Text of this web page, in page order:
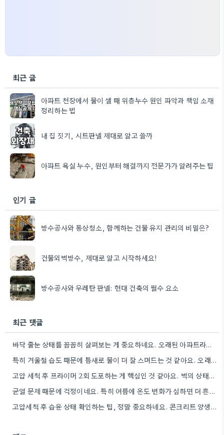
최근 글
아파트 천장에서 물이 샐 때 위층누수 원인 파악과 책임 소재
정리하는 법
내 집 짓기, 시트판넬 제대로 알고 쓸까
아파트 욕실 누수, 원인부터 해결까지 전문가가 알려주는 팁
인기 글
방수공사와 동상청소, 함께하는 건물 유지 관리의 비밀은?
건물외벽방수, 제대로 알고 시작하세요!
방수공사와 우레탄 판넬: 현대 건축의 필수 요소
최근 댓글
바닥 줄눈 상태를 꼼꼼히 살펴보는 게 중요하네요. 오래된 아파트라면 줄눈부터 망가지기 쉬울 것 같아요.
특히 겨울철 습도 때문에 틈새로 물이 더 잘 스며드는 것 같아요. 오래된 건물일수록 이런 부분에…
고압 세척 후 프라이머 2회 도포하는 게 핵심인 것 같아요. 벽의 상태에 따라 흡수율이 달라지니까,…
균열 문제 때문에 걱정이네요. 특히 여름에 온도 변화가 심하면 더 흔할 텐데, 시공 전에 충분한…
고압세척 후 습윤 상태 확인하는 팁, 정말 중요하네요. 콘크리트 양생 기간도 꼼꼼히 확인해야 하는 것…